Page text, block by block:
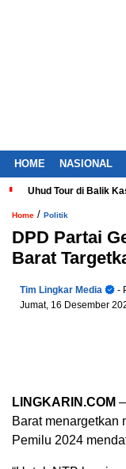
HOME NASIONAL
Uhud Tour di Balik
Home / Politik
DPD Partai
Barat
Tim Lingkar Media
-
Jumat, 16 Desember
LINGKARIN.COM
Barat menargetkan
Pemilu 2024